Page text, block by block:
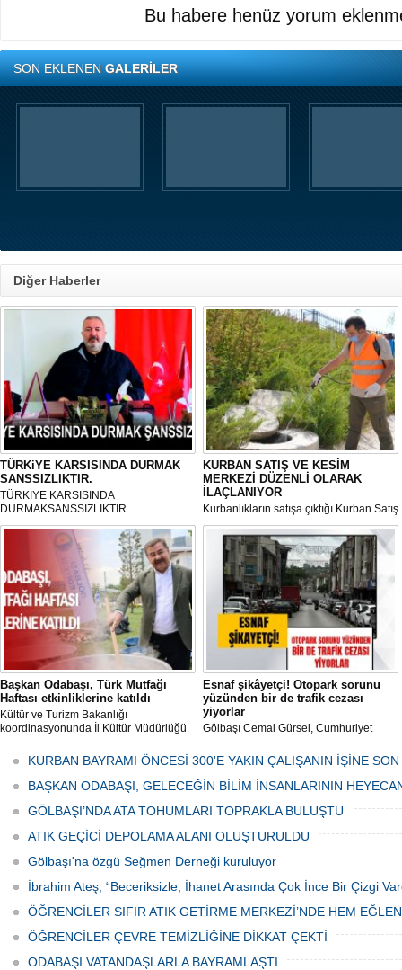
Bu habere henüz yorum
SON EKLENENGALERİLER
Diğer Haberler
TÜRKiYE KARSISINDA DURMAK
SANSSIZLIKTIR.
TÜRKIYE KARSISINDA
DURMAKSANSSIZLIKTIR.
KURBAN SATIŞ VE KESİM
MERKEZİ DÜZENLİ OLARAK
İLAÇLANIYOR
Kurbanlıkların satışa çıktığı Kurban Satış
ve Kesim Merkezi, haşere ve
mikropların önüne geçilmesi amacıyla
her gün Gölbaşı Belediyesi ekipleri
tarafından düzenli olarak ilaçlanıyor.
Başkan Odabaşı, Türk Mutfağı
Haftası etkinliklerine katıldı
Kültür ve Turizm Bakanlığı
koordinasyonunda İl Kültür Müdürlüğü
Haftası" etkinlikleri Ankara'da devam
ediyor.
Esnaf şikâyetçi! Otopark sorunu
yüzünden bir de trafik cezası
yiyorlar
Gölbaşı Cemal Gürsel, Cumhuriyet
bulunan esnaf ve alışverişe gelen
vatandaşlar park cezaları yüzünden
canından bezdi.
KURBAN BAYRAMI ÖNCESİ 300'E YAKIN ÇALIŞANIN İŞİNE
BAŞKAN ODABAŞI, GELECEĞİN BİLİM İNSANLARININ
GÖLBAŞI’NDA ATA TOHUMLARI TOPRAKLA BULUŞTU
ATIK GEÇİCİ DEPOLAMA ALANI OLUŞTURULDU
Gölbaşı'na özgü Seğmen Derneği kuruluyor
İbrahim Ateş; “Beceriksizle, İhanet Arasında Çok İnce Bir Çizgi
ÖĞRENCİLER SIFIR ATIK GETİRME MERKEZİ’NDE HEM
ÖĞRENCİLER ÇEVRE TEMİZLİĞİNE DİKKAT ÇEKTİ
ODABAŞI VATANDAŞLARLA BAYRAMLAŞTI